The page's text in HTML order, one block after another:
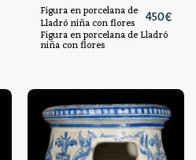
Figura en porcelana de
Lladró niña con flores 450€
Figura en porcelana de Lladró
niña con flores